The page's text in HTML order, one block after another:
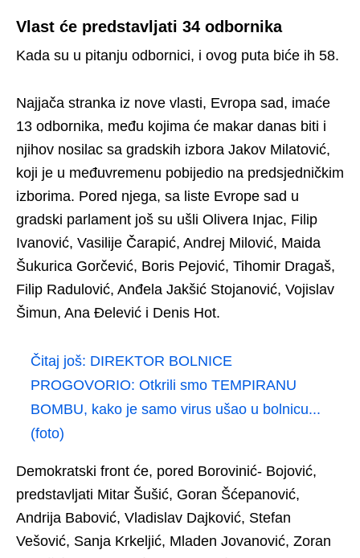
Vlast će predstavljati 34 odbornika
Kada su u pitanju odbornici, i ovog puta biće ih 58.
Najjača stranka iz nove vlasti, Evropa sad, imaće
13 odbornika, među kojima će makar danas biti i
njihov nosilac sa gradskih izbora Jakov Milatović,
koji je u međuvremenu pobijedio na predsjedničkim
izborima. Pored njega, sa liste Evrope sad u
gradski parlament još su ušli Olivera Injac, Filip
Ivanović, Vasilije Čarapić, Andrej Milović, Maida
Šukurica Gorčević, Boris Pejović, Tihomir Dragaš,
Filip Radulović, Anđela Jakšić Stojanović, Vojislav
Šimun, Ana Đelević i Denis Hot.
Čitaj još: DIREKTOR BOLNICE
PROGOVORIO: Otkrili smo TEMPIRANU
BOMBU, kako je samo virus ušao u bolnicu...
(foto)
Demokratski front će, pored Borovinić- Bojović,
predstavljati Mitar Šušić, Goran Šćepanović,
Andrija Babović, Vladislav Dajković, Stefan
Vešović, Sanja Krkeljić, Mladen Jovanović, Zoran